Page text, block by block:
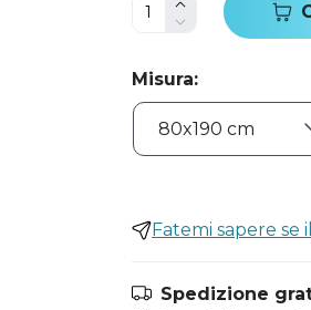
Misura:
Fatemi sapere se
Spedizione